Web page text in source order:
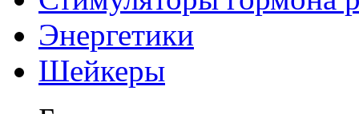
Энергетики
Шейкеры